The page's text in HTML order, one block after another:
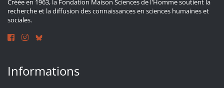
Créée en 1963, la Fondation Maison Sciences de l'Homme soutient la
recherche et la diffusion des connaissances en sciences humaines et
sociales.
Informations